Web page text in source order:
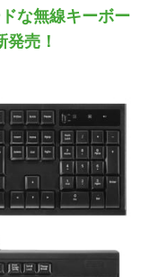
な無線キーボー
発売！